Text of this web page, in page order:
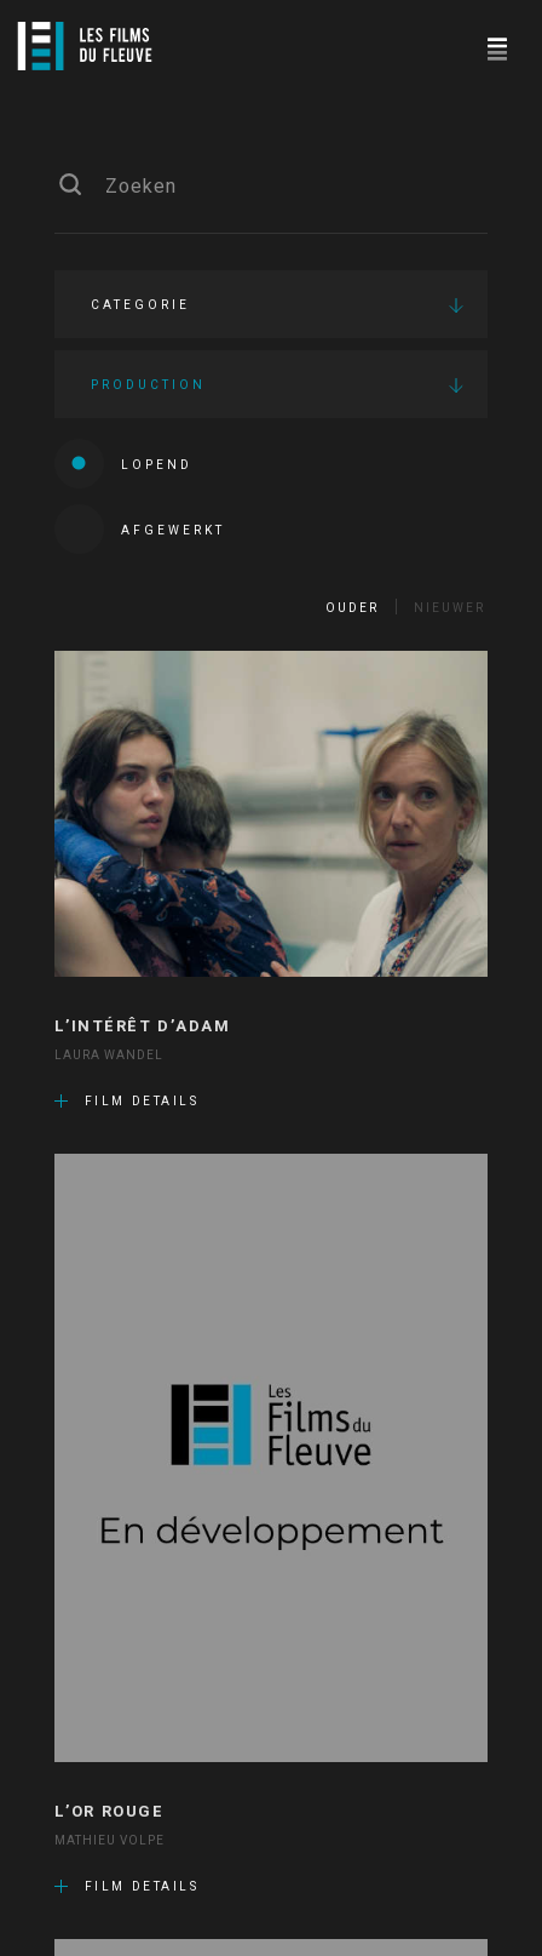
CATEGORIE
PRODUCTION
LOPEND
AFGEWERKT
OUDER NIEUWER
L’INTÉRÊT D’ADAM
LAURA WANDEL
FILM DETAILS
L’OR ROUGE
MATHIEU VOLPE
FILM DETAILS